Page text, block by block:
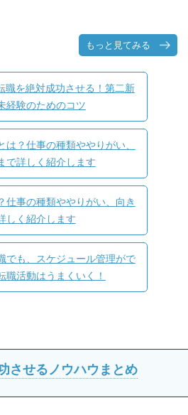
もっと見てみる
職を絶対成功させる！第二新
経験のためのコツ
は？仕事の種類ややりがい、
で詳しく紹介します
仕事の種類ややりがい、向き
しく紹介します
でも、スケジュール管理がで
職活動はうまくいく！
させるノウハウまとめ